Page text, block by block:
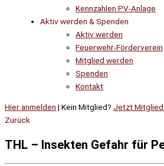
Kennzahlen PV-Anlage
Aktiv werden & Spenden
Aktiv werden
Feuerwehr-Förderverein
Mitglied werden
Spenden
Kontakt
Hier anmelden | Kein Mitglied? Jetzt
Zurück
THL – Insekten Gefahr für